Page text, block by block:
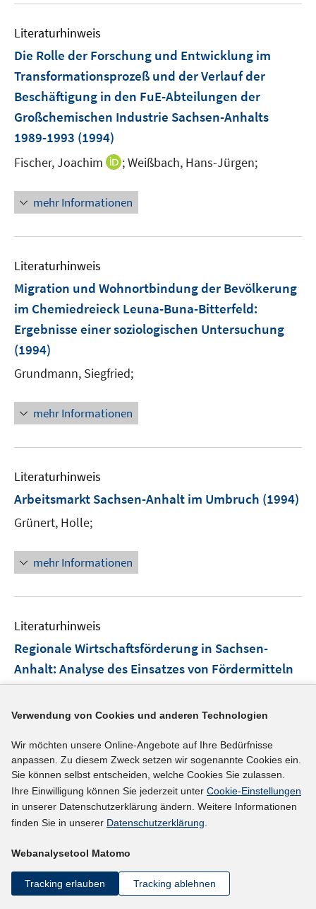
Literaturhinweis
Die Rolle der Forschung und Entwicklung im
Transformationsprozeß und der Verlauf der
Beschäftigung in den FuE-Abteilungen der
Großchemischen Industrie Sachsen-Anhalts
1989-1993 (1994)
Fischer, Joachim
I
n
e
e
n
s
r
ö
f
n
;Weißbach, Hans-Jürgen;
mehr Informationen
Literaturhinweis
Migration und Wohnortbindung der Bevölkerung
im Chemiedreieck Leuna-Buna-Bitterfeld:
Ergebnisse einer soziologischen Untersuchung
(1994)
Grundmann, Siegfried;
mehr Informationen
Literaturhinweis
Arbeitsmarkt Sachsen-Anhalt im Umbruch (1994)
Grünert, Holle;
mehr Informationen
Literaturhinweis
Regionale Wirtschaftsförderung in Sachsen-
Anhalt: Analyse des Einsatzes von Fördermitteln
der Gemeinschaftsaufgabe "Verbesserung der
regionalen Wirtschaftsstruktur" in den Jahren
Heimpold, Gerhard; Skopp, Robert; Kellner, Marina;
Kroll, Harald;Barkholz, Michael;Junkernheinrich,
Martin;
Literaturhinweis
Verwendung von Cookies und anderen Technologien
Wir möchten unsere Online-Angebote auf Ihre Bedürfnisse
anpassen. Zu diesem Zweck setzen wir sogenannte Cookies ein.
Sie können selbst entscheiden, welche Cookies Sie zulassen.
Ihre Einwilligung können Sie jederzeit unter Cookie-Einstellungen
in unserer Datenschutzerklärung ändern. Weitere Informationen
finden Sie in unserer Datenschutzerklärung.
Webanalysetool Matomo
Tracking erlauben Tracking ablehnen